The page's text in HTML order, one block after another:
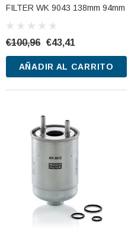
FILTER WK 9043 138mm 94mm
€100,96 €43,41
AÑADIR AL CARRITO